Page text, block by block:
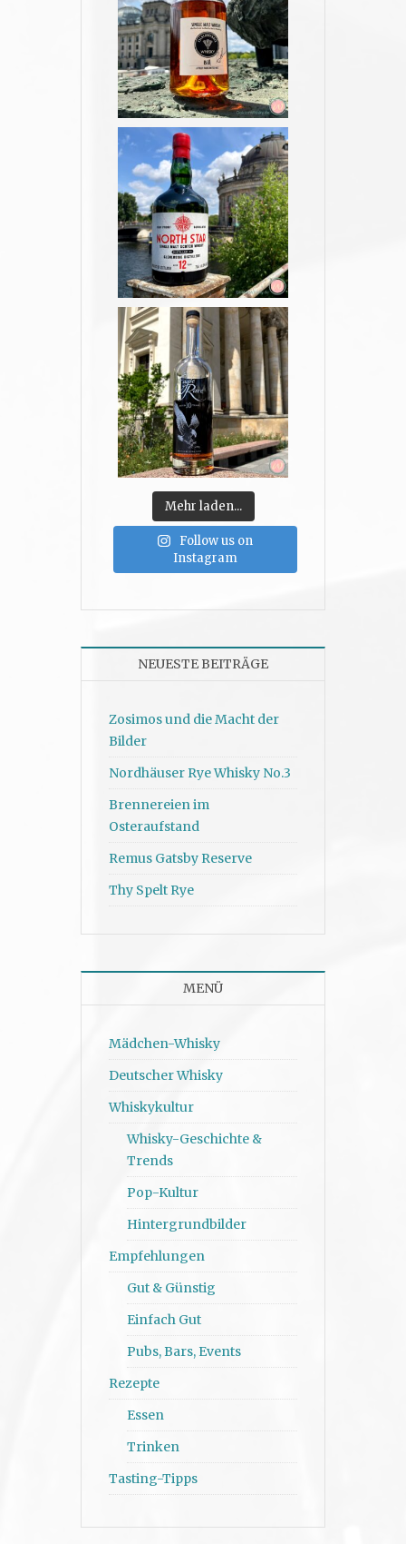
Mehr laden...
Follow us on
Instagram
NEUESTE BEITRÄGE
Zosimos und die Macht der
Bilder
Nordhäuser Rye Whisky No.3
Brennereien im
Osteraufstand
Remus Gatsby Reserve
Thy Spelt Rye
MENÜ
Mädchen-Whisky
Deutscher Whisky
Whiskykultur
Whisky-Geschichte &
Trends
Pop-Kultur
Hintergrundbilder
Empfehlungen
Gut & Günstig
Einfach Gut
Pubs, Bars, Events
Rezepte
Essen
Trinken
Tasting-Tipps